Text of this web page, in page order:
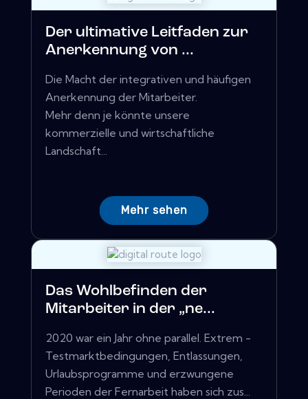
Der ultimative Leitfaden zur
Anerkennung von ...
Die Macht der integrativen und häufigen
Anerkennung der Mitarbeiter.
Mehr denn je könnte unsere
kommerzielle und wirtschaftliche
Landschaft...
Mehr sehen
Das Wohlbefinden der
Mitarbeiter in der „ne...
2020 war ein Jahr ohne parallel. Extrem -
Testmarktbedingungen, Entlassungen,
Urlaubsprogramme und erzwungene
Perioden der Fernarbeit haben sich zus...